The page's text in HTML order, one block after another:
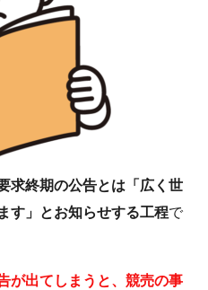
求終期の公告とは「広く世
す」とお知らせする工程で
が出てしまうと、競売の事